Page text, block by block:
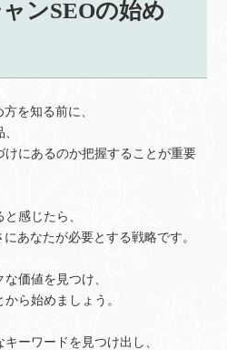
ンSEOの始め
を知る前に、
にあるのか把握することが重要
感じたら、
あなたが必要とする戦略です。
価値を見つけ、
ら始めましょう。
ーワードを見つけ出し、